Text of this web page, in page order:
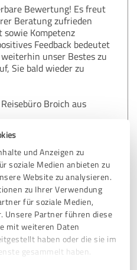
und Anzeigen zu
soziale Medien anbieten zu
Website zu analysieren.
zu Ihrer Verwendung
für soziale Medien,
Unsere Partner führen diese
mit weiteren Daten
haben oder die sie im
gesammelt haben.
Bewertung! Es freut
Beratung zufrieden
Kompetenz
Feedback bedeutet
unser Bestes zu
Sie bald wieder zu
Broich aus
Empfehlung
bezüglich Kreuzfahrten und
passende Reise
konnten über ihn